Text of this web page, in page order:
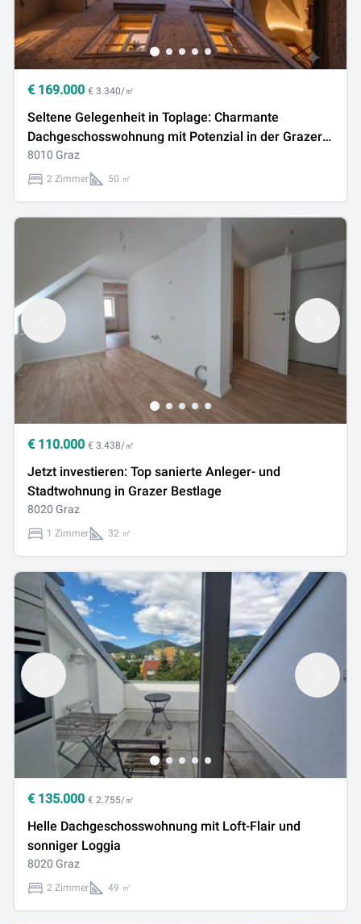
€ 169.000 € 3.340/㎡
Seltene Gelegenheit in Toplage: Charmante
Dachgeschosswohnung mit Potenzial in der Grazer
Innenstadt
8010 Graz
2 Zimmer 50 ㎡
€ 110.000 € 3.438/㎡
Jetzt investieren: Top sanierte Anleger- und
Stadtwohnung in Grazer Bestlage
8020 Graz
1 Zimmer 32 ㎡
€ 135.000 € 2.755/㎡
Helle Dachgeschosswohnung mit Loft-Flair und
sonniger Loggia
8020 Graz
2 Zimmer 49 ㎡